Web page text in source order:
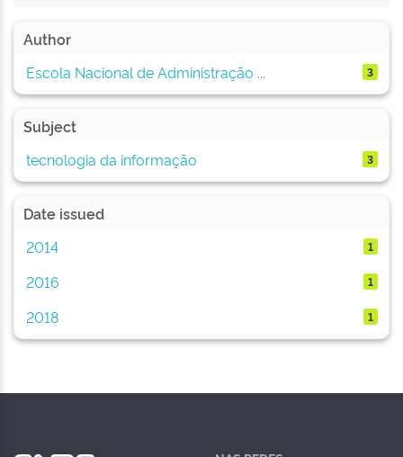
Author
Escola Nacional de Administração ...
3
Subject
tecnologia da informação
3
Date issued
2014
1
2016 1
2018 1